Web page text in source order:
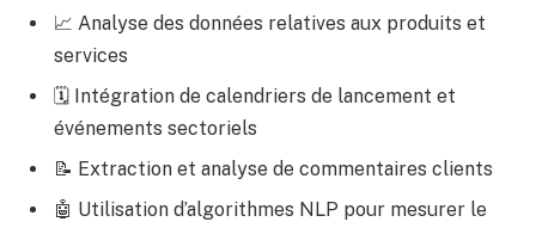
📈 Analyse des données relatives aux produits et
services
🗓️ Intégration de calendriers de lancement et
événements sectoriels
📝 Extraction et analyse de commentaires clients
🤖 Utilisation d’algorithmes NLP pour mesurer le